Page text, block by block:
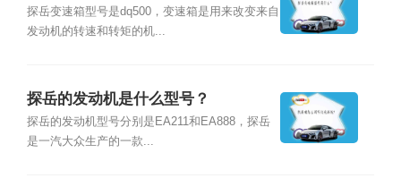
探岳变速箱型号是dq500，变速箱是用来改变来自
发动机的转速和转矩的机...
探岳的发动机是什么型号？
探岳的发动机型号分别是EA211和EA888，探岳
是一汽大众生产的一款...